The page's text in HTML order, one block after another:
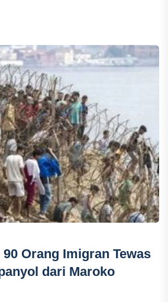
Orang Imigran Tewas
dari Maroko